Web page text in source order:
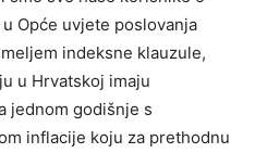
Opće uvjete poslovanja
indeksne klauzule,
u Hrvatskoj imaju
jednom godišnje s
inflacije koju za prethodnu